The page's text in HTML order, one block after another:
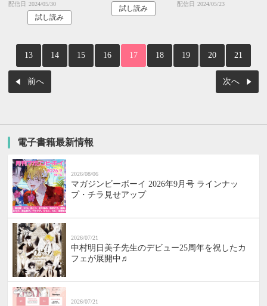
配信日 2024/05/30
試し読み
試し読み
配信日 2024/05/23
前へ
13 14 15 16 17 18 19 20 21
次へ
電子書籍最新情報
2026/08/06
マガジンビーボーイ 2026年9月号 ラインナッ
プ・チラ見せアップ
2026/07/21
中村明日美子先生のデビュー25周年を祝したカ
フェが展開中♬
2026/07/21